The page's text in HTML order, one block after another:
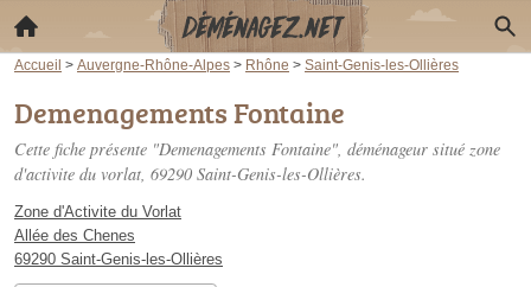
Accueil > Auvergne-Rhône-Alpes > Rhône > Saint-Genis-les-Ollières
Demenagements Fontaine
Cette fiche présente "Demenagements Fontaine", déménageur situé zone
d'activite du vorlat, 69290 Saint-Genis-les-Ollières.
Zone d'Activite du Vorlat
Allée des Chenes
69290 Saint-Genis-les-Ollières